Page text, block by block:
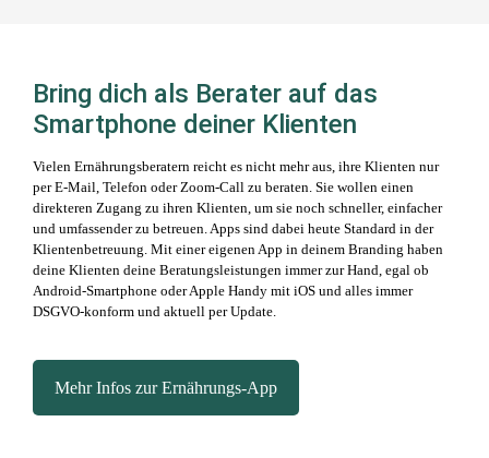
Bring dich als Berater auf das
Smartphone deiner Klienten
Vielen Ernährungsberatern reicht es nicht mehr aus, ihre Klienten nur
per E-Mail, Telefon oder Zoom-Call zu beraten. Sie wollen einen
direkteren Zugang zu ihren Klienten, um sie noch schneller, einfacher
und umfassender zu betreuen. Apps sind dabei heute Standard in der
Klientenbetreuung. Mit einer eigenen App in deinem Branding haben
deine Klienten deine Beratungsleistungen immer zur Hand, egal ob
Android-Smartphone oder Apple Handy mit iOS und alles immer
DSGVO-konform und aktuell per Update.
Mehr Infos zur Ernährungs-App